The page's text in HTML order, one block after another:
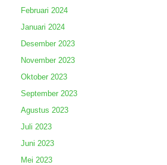
Februari 2024
Januari 2024
Desember 2023
November 2023
Oktober 2023
September 2023
Agustus 2023
Juli 2023
Juni 2023
Mei 2023